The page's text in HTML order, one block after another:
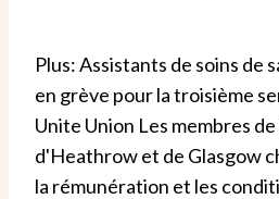
Plus: Assistants de soins de
en grève pour la troisième
Unite Union Les membres
d'Heathrow et de Glasgow
la rémunération et les